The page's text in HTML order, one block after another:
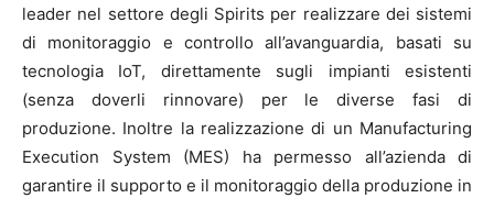
leader nel settore degli Spirits per realizzare dei sistemi
di monitoraggio e controllo all’avanguardia, basati su
tecnologia IoT, direttamente sugli impianti esistenti
(senza doverli rinnovare) per le diverse fasi di
produzione. Inoltre la realizzazione di un Manufacturing
Execution System (MES) ha permesso all’azienda di
garantire il supporto e il monitoraggio della produzione in